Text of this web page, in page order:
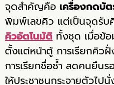
จุดสำคัญคือ เครื่องกดบั
พิมพ์เลขคิว แต่เป็นจุดรับ
คิวอัตโนมัติ ทั้งชุด เมื่อข้
ตั้งแต่หน้าตู้ การเรียกคิวฝั่
การเรียกชื่อซ้ำ ลดคนยืนร
ให้ประชาชนกระจายตัวไป